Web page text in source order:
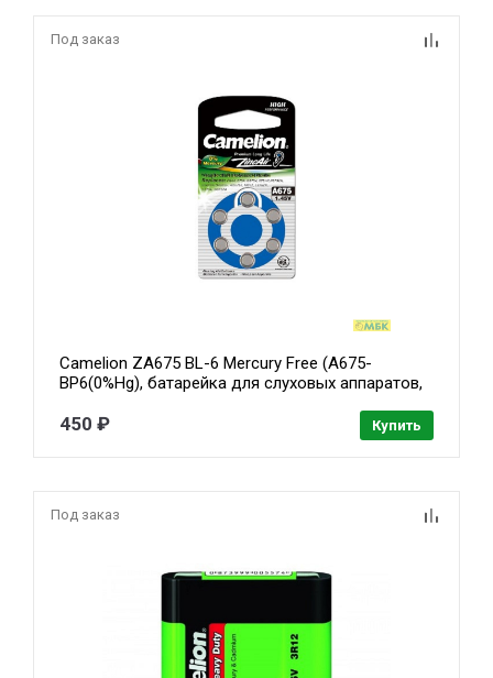
Под заказ
Camelion ZA675 BL-6 Mercury Free (A675-
BP6(0%Hg), батарейка для слуховых аппаратов,
450 ₽ Купить
Под заказ